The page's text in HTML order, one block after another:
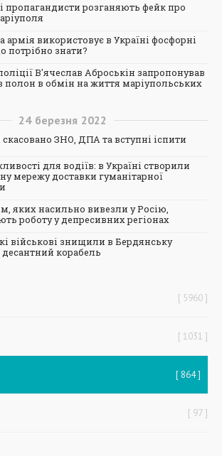
пропагандисти розганяють фейк про
армія використовує в Україні фосфорні
потрібно знати?
В'ячеслав Аброськін запропонував
полон в обмін на життя маріупольських
24 березня 2022
скасовано ЗНО, ДПА та вступні іспити
для водіїв: в Україні створили
мережу доставки гуманітарної
яких насильно вивезли у Росію,
роботу у депресивних регіонах
військові знищили в Бердянську
корабель
5960
1031
864
97